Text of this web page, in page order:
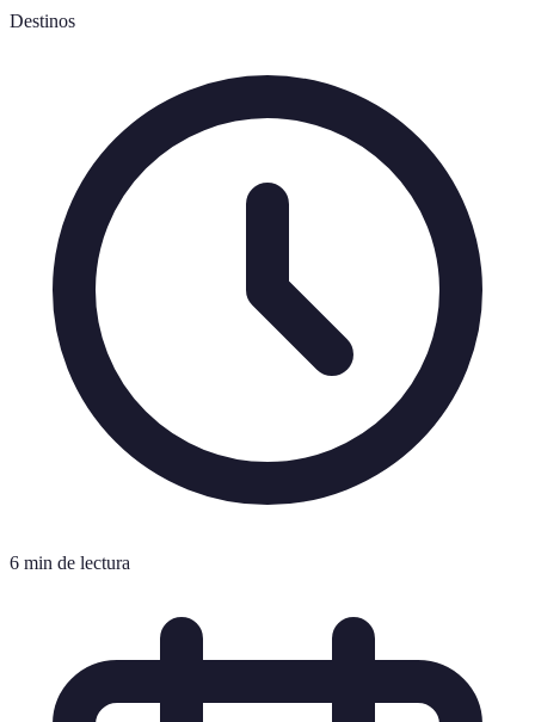
Destinos
6 min de lectura